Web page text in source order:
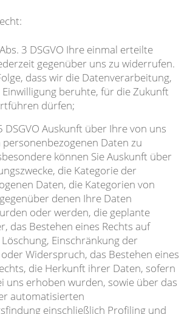
3 DSGVO Ihre einmal erteilte
gegenüber uns zu widerrufen.
dass wir die Datenverarbeitung,
Einwilligung beruhte, für die Zukunft
dürfen;
DSGVO Auskunft über Ihre von uns
Daten zu
können Sie Auskunft über
die Kategorie der
Daten, die Kategorien von
denen Ihre Daten
oder werden, die geplante
das Bestehen eines Rechts auf
Einschränkung der
Widerspruch, das Bestehen eines
die Herkunft ihrer Daten, sofern
uns erhoben wurden, sowie über das
automatisierten
einschließlich Profiling und